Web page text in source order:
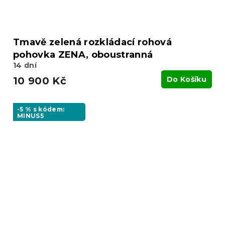
Tmavě zelená rozkládací rohová
pohovka ZENA, oboustranná
14 dní
10 900 Kč Do Košíku
-5 % s kódem:
MINUS5